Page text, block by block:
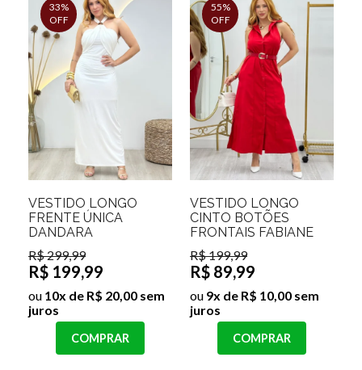
33%
OFF
VESTIDO LONGO
FRENTE ÚNICA
DANDARA
R$ 299,99
R$ 199,99
ou 10x de R$ 20,00 sem
juros
COMPRAR
55%
OFF
VESTIDO LONGO
CINTO BOTÕES
FRONTAIS FABIANE
R$ 199,99
R$ 89,99
ou 9x de R$ 10,00 sem
juros
COMPRAR